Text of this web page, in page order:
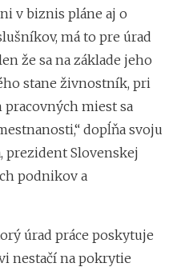
v biznis pláne aj o
má to pre úrad
že sa na základe jeho
stane živnostník, pri
miest sa
dopĺňa svoju
prezident Slovenskej
podnikov a
úrad práce poskytuje
nestačí na pokrytie